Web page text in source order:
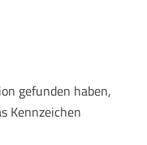
gefunden haben,
Kennzeichen